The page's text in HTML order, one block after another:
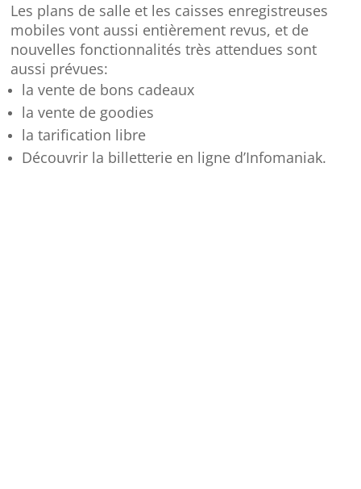
Les plans de salle et les caisses enregistreuses
mobiles vont aussi entièrement revus, et de
nouvelles fonctionnalités très attendues sont
aussi prévues:
la vente de bons cadeaux
la vente de goodies
la tarification libre
Découvrir la billetterie en ligne d’Infomaniak.